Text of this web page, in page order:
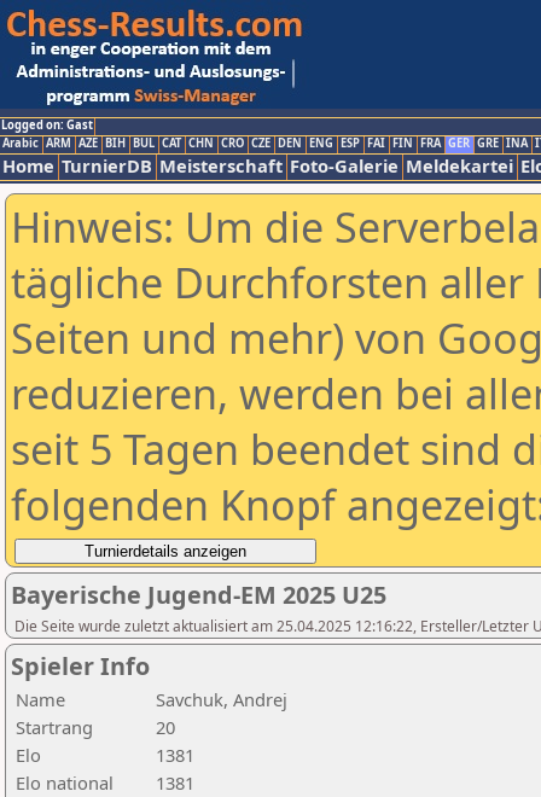
Logged on: Gast
Arabic ARM AZE BIH BUL CAT CHN CRO CZE DEN ENG ESP FAI FIN FRA GER GRE INA
Home TurnierDB Meisterschaft Foto-Galerie Meldekartei
Hinweis: Um die
tägliche Durchforsten aller
Seiten und mehr) von
reduzieren, werden bei
seit 5 Tagen beendet sind
folgenden Knopf
Bayerische Jugend-EM 2025 U25
Die Seite wurde zuletzt aktualisiert am 25.04.2025 12:16:22, Ersteller/Letzter
Spieler Info
Name
Savchuk, Andrej
Startrang
20
Elo
1381
Elo national
1381